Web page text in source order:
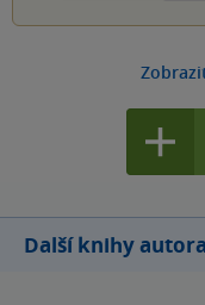
Další knihy autora